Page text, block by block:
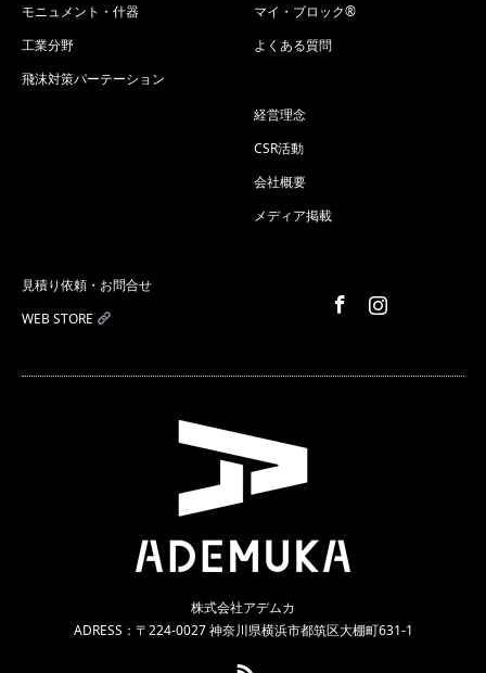
モニュメント・什器
工業分野
飛沫対策パーテーション
マイ・ブロック®
よくある質問
経営理念
CSR活動
会社概要
メディア掲載
見積り依頼・お問合せ
WEB STORE
FacebookInstagram
株式会社アデムカ
ADRESS：〒224-0027 神奈川県横浜市都筑区大棚町631-1